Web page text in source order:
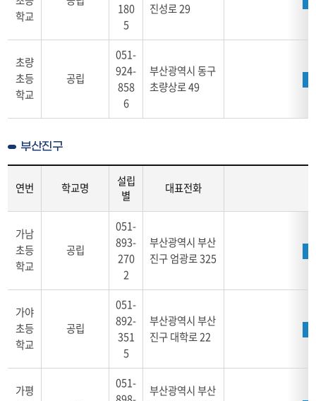
교
리
미,
홈
페
지
구
학교
180
5
진성로 29
초량
초등
학교
공립
051-
924-
858
6
부산광역시 동구
초량상로 49
부산진구
내
산
번,
연번 학교명
설립
별
대표전화
가남
초등
학교
공립
051-
893-
270
2
부산광역시 부산
진구 엄광로 325
가야
초등
학교
공립
051-
892-
351
5
부산광역시 부산
진구 대학로 22
가평
051-
부산광역시 부산